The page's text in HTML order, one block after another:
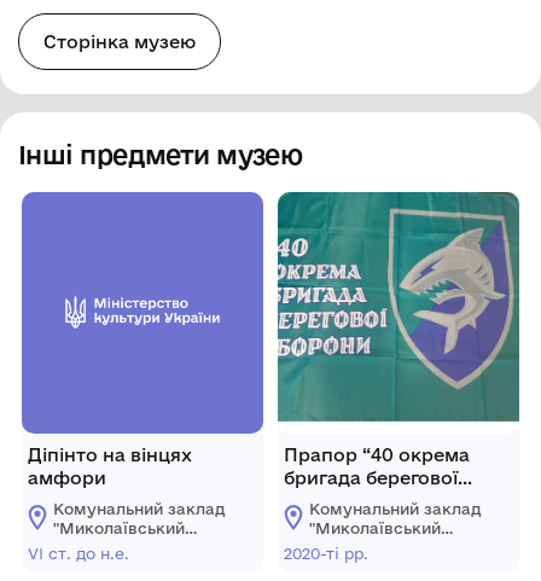
Сторінка музею
Інші предмети музею
Діпінто на вінцях
амфори
Комунальний заклад
"Миколаївський
краєзнавчий музей"
VI ст. до н.е.
Прапор “40 окрема
бригада берегової
оборони”
Комунальний заклад
"Миколаївський
обласний
краєзнавчий музей"
2020-ті рр.